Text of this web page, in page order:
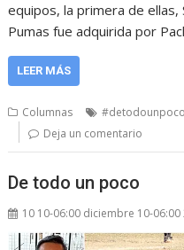
equipos, la primera de
Pumas fue adquirida por
LEER MÁS
Columnas #detodounpoco
Deja un comentario
De todo un poco
10 10-06:00 diciembre 10-06:00